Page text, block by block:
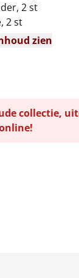
2 st
2 st
zien
collectie,